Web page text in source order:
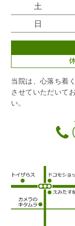
土
日
当院は、心落ち着
させていただいて
い。